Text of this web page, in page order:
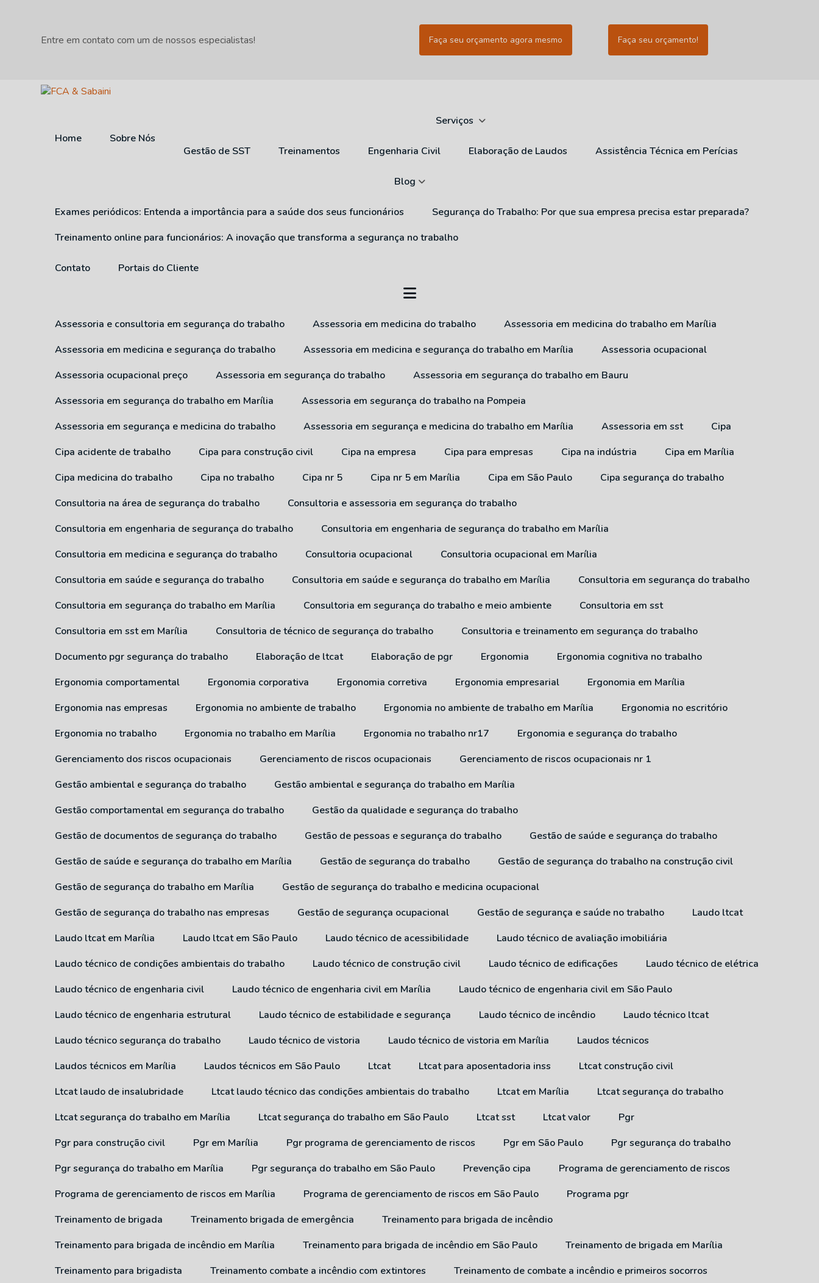
Entre em contato com um de nossos especialistas! Faça seu orçamento agora mesmo Faça seu orçamento!
Home Sobre Nós
Serviços
Gestão de SST Treinamentos Engenharia Civil Elaboração de Laudos Assistência Técnica em Perícias
Blog
Exames periódicos: Entenda a importância para a saúde dos seus funcionários
Segurança do Trabalho: Por que sua empresa precisa estar preparada?
Treinamento online para funcionários: A inovação que transforma a segurança no trabalho
Contato Portais do Cliente
Assessoria e consultoria em segurança do trabalho Assessoria em medicina do trabalho
Assessoria em medicina do trabalho em Marília
Assessoria em medicina e segurança do trabalho
Assessoria em medicina e segurança do trabalho em Marília
Assessoria ocupacional
Assessoria ocupacional preço
Assessoria em segurança do trabalho
Assessoria em segurança do trabalho em Bauru
Assessoria em segurança do trabalho em Marília
Assessoria em segurança do trabalho na Pompeia
Assessoria em segurança e medicina do trabalho
Assessoria em segurança e medicina do trabalho em Marília Assessoria em sst
Cipa
Cipa acidente de trabalho
Cipa para construção civil Cipa na empresa Cipa para empresas Cipa na indústria
Cipa em Marília
Cipa medicina do trabalho
Cipa no trabalho Cipa nr 5 Cipa nr 5 em Marília Cipa em São Paulo
Cipa segurança do trabalho
Consultoria na área de segurança do trabalho
Consultoria e assessoria em segurança do trabalho
Consultoria em engenharia de segurança do trabalho
Consultoria em engenharia de segurança do trabalho em Marília
Consultoria em medicina e segurança do trabalho
Consultoria ocupacional
Consultoria ocupacional em Marília
Consultoria em saúde e segurança do trabalho
Consultoria em saúde e segurança do trabalho em Marília
Consultoria em segurança do trabalho
Consultoria em segurança do trabalho em Marília
Consultoria em segurança do trabalho e meio ambiente
Consultoria em sst
Consultoria em sst em Marília
Consultoria de técnico de segurança do trabalho
Consultoria e treinamento em segurança do trabalho
Documento pgr segurança do trabalho
Elaboração de ltcat Elaboração de pgr Ergonomia
Ergonomia cognitiva no trabalho
Ergonomia comportamental
Ergonomia corporativa Ergonomia corretiva Ergonomia empresarial
Ergonomia em Marília
Ergonomia nas empresas
Ergonomia no ambiente de trabalho Ergonomia no ambiente de trabalho em Marília
Ergonomia no escritório
Ergonomia no trabalho
Ergonomia no trabalho em Marília Ergonomia no trabalho nr17
Ergonomia e segurança do trabalho
Gerenciamento dos riscos ocupacionais
Gerenciamento de riscos ocupacionais
Gerenciamento de riscos ocupacionais nr 1
Gestão ambiental e segurança do trabalho
Gestão ambiental e segurança do trabalho em Marília
Gestão comportamental em segurança do trabalho
Gestão da qualidade e segurança do trabalho
Gestão de documentos de segurança do trabalho
Gestão de pessoas e segurança do trabalho
Gestão de saúde e segurança do trabalho
Gestão de saúde e segurança do trabalho em Marília
Gestão de segurança do trabalho
Gestão de segurança do trabalho na construção civil
Gestão de segurança do trabalho em Marília
Gestão de segurança do trabalho e medicina ocupacional
Gestão de segurança do trabalho nas empresas
Gestão de segurança ocupacional Gestão de segurança e saúde no trabalho
Laudo ltcat
Laudo ltcat em Marília
Laudo ltcat em São Paulo Laudo técnico de acessibilidade
Laudo técnico de avaliação imobiliária
Laudo técnico de condições ambientais do trabalho
Laudo técnico de construção civil Laudo técnico de edificações
Laudo técnico de elétrica
Laudo técnico de engenharia civil
Laudo técnico de engenharia civil em Marília
Laudo técnico de engenharia civil em São Paulo
Laudo técnico de engenharia estrutural
Laudo técnico de estabilidade e segurança Laudo técnico de incêndio
Laudo técnico ltcat
Laudo técnico segurança do trabalho
Laudo técnico de vistoria Laudo técnico de vistoria em Marília
Laudos técnicos
Laudos técnicos em Marília
Laudos técnicos em São Paulo Ltcat Ltcat para aposentadoria inss
Ltcat construção civil
Ltcat laudo de insalubridade
Ltcat laudo técnico das condições ambientais do trabalho Ltcat em Marília
Ltcat segurança do trabalho
Ltcat segurança do trabalho em Marília
Ltcat segurança do trabalho em São Paulo Ltcat sst Ltcat valor
Pgr
Pgr para construção civil
Pgr em Marília Pgr programa de gerenciamento de riscos Pgr em São Paulo
Pgr segurança do trabalho
Pgr segurança do trabalho em Marília
Pgr segurança do trabalho em São Paulo Prevenção cipa
Programa de gerenciamento de riscos
Programa de gerenciamento de riscos em Marília
Programa de gerenciamento de riscos em São Paulo
Programa pgr
Treinamento de brigada
Treinamento brigada de emergência
Treinamento para brigada de incêndio
Treinamento para brigada de incêndio em Marília
Treinamento para brigada de incêndio em São Paulo
Treinamento de brigada em Marília
Treinamento para brigadista
Treinamento combate a incêndio com extintores
Treinamento de combate a incêndio e primeiros socorros